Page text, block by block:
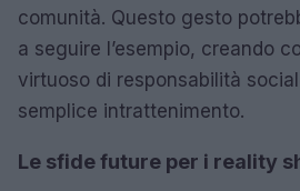
comunità. Questo gesto
a seguire l’esempio, creando
virtuoso di responsabilità
semplice intrattenimento.
Le sfide future per i reality